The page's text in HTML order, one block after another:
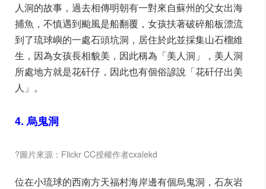
人洞的故事，過去相傳明朝有一對來自蘇州的父女出海
捕魚，不慎遇到颱風是船翻覆，女孩扶著破碎船板漂流
到了琉球嶼的一處石頭坑洞，居住於此並採集山石榴維
生，因為女孩長相貌美，因此稱為「美人洞」，美人洞
所處地方就是花矸仔，因此也有個俗諺說「花矸仔出美
人」。
4. 烏鬼洞
?圖片來源：Flickr CC授權作者cxalekd
位在小琉球的西南方天福村海岸邊有個烏鬼洞，石灰岩